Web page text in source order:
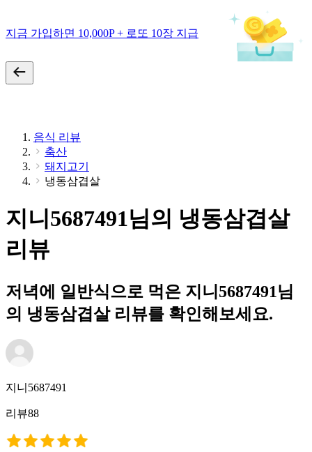
지금 가입하면 10,000P + 로또 10장 지급
음식 리뷰
축산
돼지고기
냉동삼겹살
지니5687491님의 냉동삼겹살
리뷰
저녁에 일반식으로 먹은 지니5687491님
의 냉동삼겹살 리뷰를 확인해보세요.
지니5687491
리뷰88